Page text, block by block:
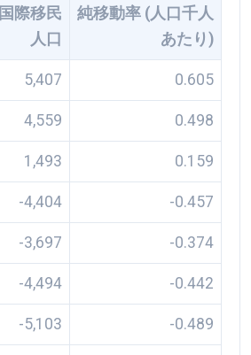
国際移民
人口
純移動率 (人口千人
あたり)
5,407 0.605
4,559 0.498
1,493 0.159
-4,404 -0.457
-3,697 -0.374
-4,494 -0.442
-5,103 -0.489